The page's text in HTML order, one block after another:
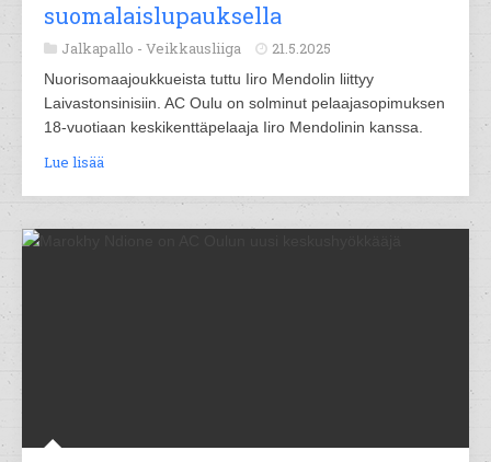
suomalaislupauksella
Jalkapallo - Veikkausliiga 21.5.2025
Nuorisomaajoukkueista tuttu Iiro Mendolin liittyy
Laivastonsinisiin. AC Oulu on solminut pelaajasopimuksen
18-vuotiaan keskikenttäpelaaja Iiro Mendolinin kanssa.
Lue lisää